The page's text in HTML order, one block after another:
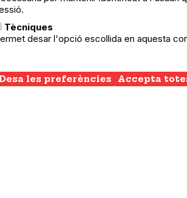
Tècniques
desar l'opció escollida en aquesta
les preferències Accepta